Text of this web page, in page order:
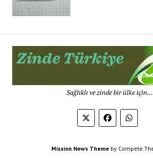
Sağlıklı ve zinde bir ülke için...
Mission News Theme by Compete